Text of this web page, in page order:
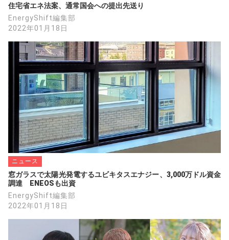
住宅省エネ法案、通常国会への提出先送り
EnergyShift編集部
2022年01月18日
ニュース
窓ガラスで太陽光発電するユビキタスエナジー、3,000万ドル資金
調達　ENEOSも出資
EnergyShift編集部
2022年01月18日